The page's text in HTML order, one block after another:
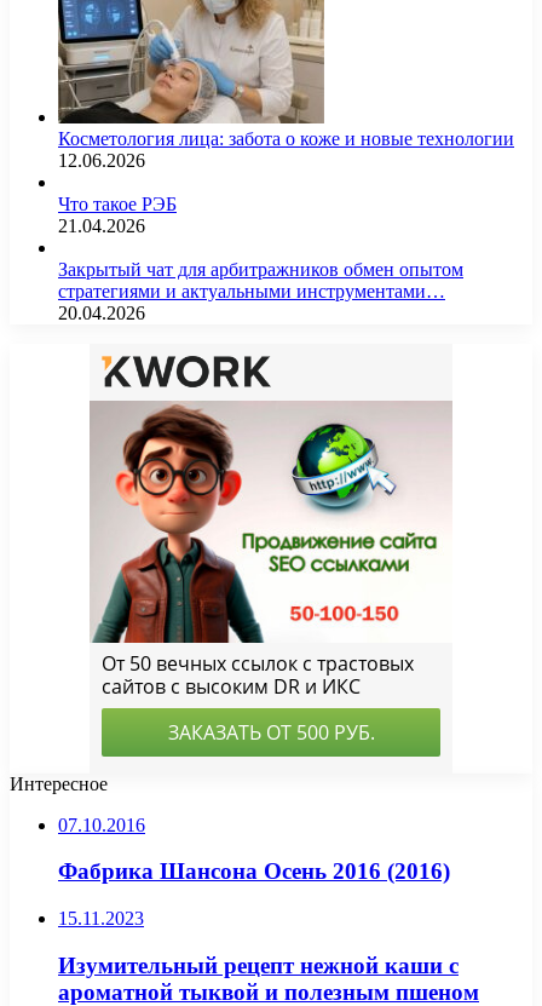
Косметология лица: забота о коже и новые технологии
12.06.2026
Что такое РЭБ
21.04.2026
Закрытый чат для арбитражников обмен опытом
стратегиями и актуальными инструментами…
20.04.2026
Интересное
07.10.2016
Фабрика Шансона Осень 2016 (2016)
15.11.2023
Изумительный рецепт нежной каши с
ароматной тыквой и полезным пшеном